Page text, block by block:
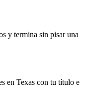
y termina sin pisar una
en Texas con tu título e